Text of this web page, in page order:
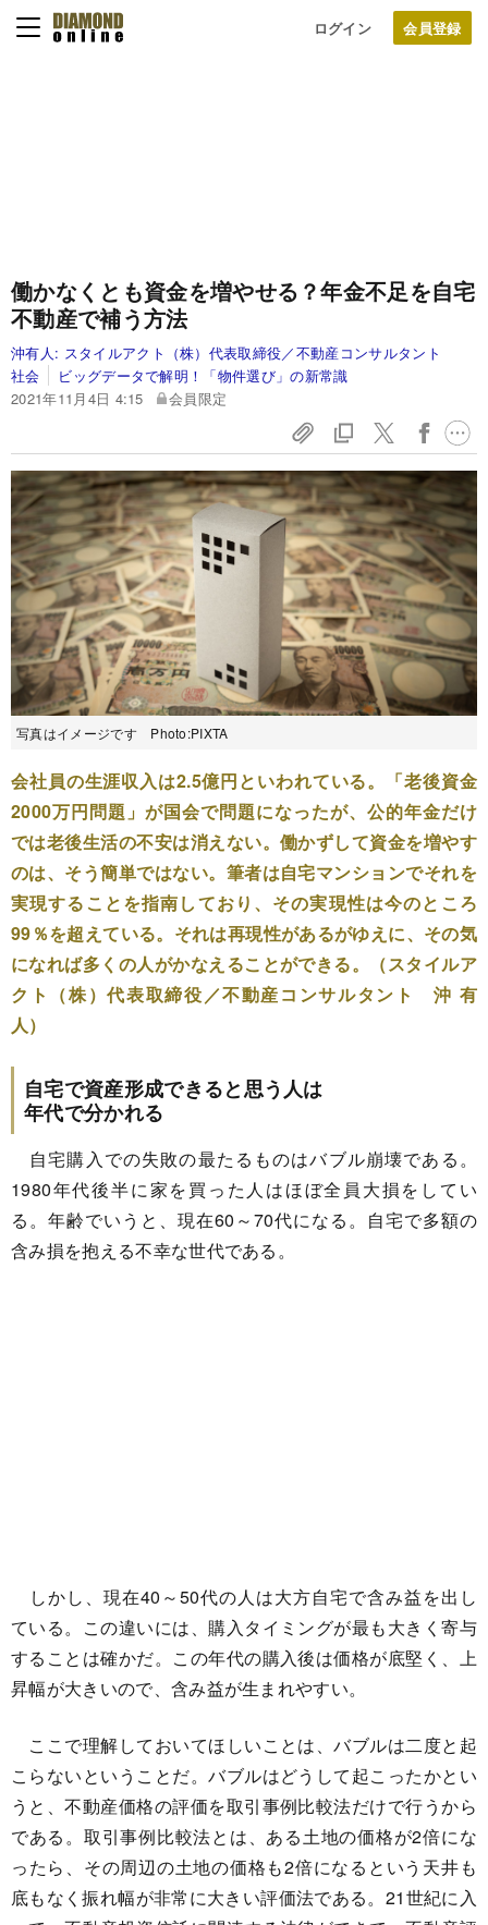
ログイン
働かなくとも資金を増やせる？年金不足を自宅
不動産で補う方法
沖有人: スタイルアクト（株）代表取締役／不動産コンサルタント
社会
ビッグデータで解明！「物件選び」の新常識
2021年11月4日 4:15
会員限定
写真はイメージです Photo:PIXTA
会社員の生涯収入は2.5億円といわれている。「老後資金
2000万円問題」が国会で問題になったが、公的年金だけ
では老後生活の不安は消えない。働かずして資金を増やす
のは、そう簡単ではない。筆者は自宅マンションでそれを
実現することを指南しており、その実現性は今のところ
99％を超えている。それは再現性があるがゆえに、その気
になれば多くの人がかなえることができる。（スタイルア
クト（株）代表取締役／不動産コンサルタント 沖 有
人）
自宅で資産形成できると思う人は
年代で分かれる
自宅購入での失敗の最たるものはバブル崩壊である。
1980年代後半に家を買った人はほぼ全員大損をしてい
る。年齢でいうと、現在60～70代になる。自宅で多額の
含み損を抱える不幸な世代である。
しかし、現在40～50代の人は大方自宅で含み益を出し
ている。この違いには、購入タイミングが最も大きく寄与
することは確かだ。この年代の購入後は価格が底堅く、上
昇幅が大きいので、含み益が生まれやすい。
ここで理解しておいてほしいことは、バブルは二度と起
こらないということだ。バブルはどうして起こったかとい
うと、不動産価格の評価を取引事例比較法だけで行うから
である。取引事例比較法とは、ある土地の価格が2倍にな
ったら、その周辺の土地の価格も2倍になるという天井も
底もなく振れ幅が非常に大きい評価法である。21世紀に入